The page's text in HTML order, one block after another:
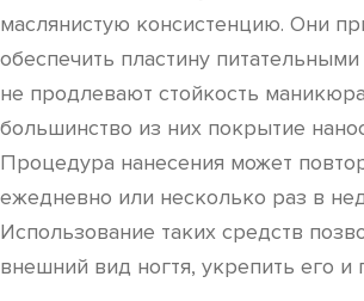
маслянистую консистенцию. Они
обеспечить пластину
не продлевают стойкость
большинство из них покрытие
Процедура нанесения может
ежедневно или несколько раз в
Использование таких средств
внешний вид ногтя, укрепить его и